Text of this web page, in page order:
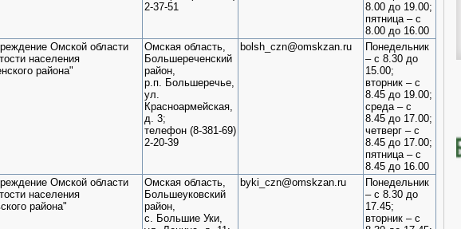
2-37-51
8.00 до 19.00;
пятница – с
8.00 до 16.00
Омской области
населения
района"
Омская область,
Большереченский
район,
р.п. Большеречье,
ул.
Красноармейская,
д. 3;
телефон (8-381-69)
2-20-39
bolsh_czn@omskzan.ru
Понедельник
– с 8.30 до
15.00;
вторник – с
8.45 до 19.00;
среда – с
8.45 до 17.00;
четверг – с
8.45 до 17.00;
пятница – с
8.45 до 16.00
Омской области
населения
района"
Омская область,
Большеуковский
район,
с. Большие Уки,
byki_czn@omskzan.ru
Понедельник
– с 8.30 до
17.45;
вторник – с